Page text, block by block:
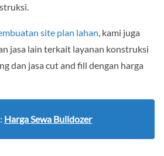
site plan lahan , kami juga
jasa lain terkait layanan konstruksi
dan jasa cut and fill dengan harga
Harga Sewa Bulldozer